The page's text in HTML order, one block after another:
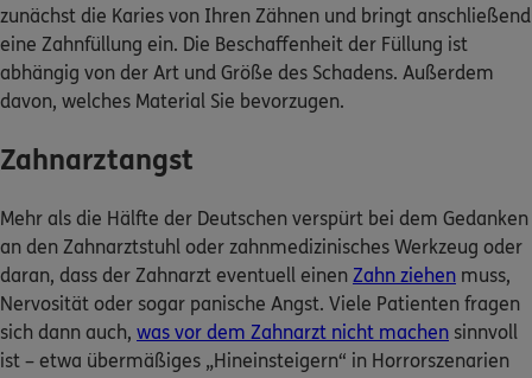
zunächst die Karies von Ihren Zähnen und bringt anschließend
eine Zahnfüllung ein. Die Beschaffenheit der Füllung ist
abhängig von der Art und Größe des Schadens. Außerdem
davon, welches Material Sie bevorzugen.
Zahnarztangst
Mehr als die Hälfte der Deutschen verspürt bei dem Gedanken
an den Zahnarztstuhl oder zahnmedizinisches Werkzeug oder
daran, dass der Zahnarzt eventuell einen Zahn ziehen muss,
Nervosität oder sogar panische Angst. Viele Patienten fragen
sich dann auch, was vor dem Zahnarzt nicht machen sinnvoll
ist – etwa übermäßiges „Hineinsteigern“ in Horrorszenarien